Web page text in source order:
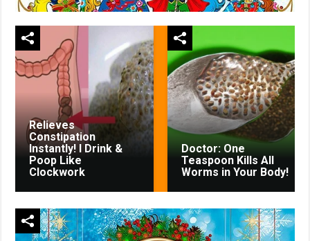
Relieves
Constipation
Instantly! I Drink &
Poop Like
Clockwork
Doctor: One
Teaspoon Kills All
Worms in Your Body!